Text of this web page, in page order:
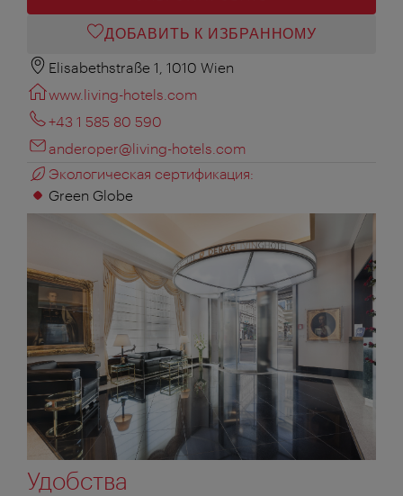
ДОБАВИТЬ К ИЗБРАННОМУ
Elisabethstraße 1, 1010 Wien
www.living-hotels.com
+43 1 585 80 590
anderoper@living-hotels.com
Экологическая сертификация:
Green Globe
Удобства